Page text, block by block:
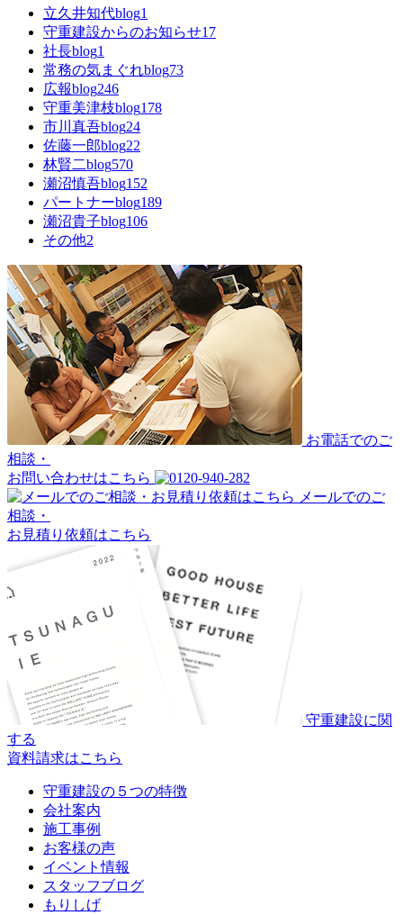
立久井知代blog1
守重建設からのお知らせ17
社長blog1
常務の気まぐれblog73
広報blog246
守重美津枝blog178
市川真吾blog24
佐藤一郎blog22
林賢二blog570
瀬沼慎吾blog152
パートナーblog189
瀬沼貴子blog106
その他2
お電話でのご
相談・
お問い合わせはこちら
メールでのご
相談・
お見積り依頼はこちら
守重建設に関
する
資料請求はこちら
守重建設の５つの特徴
会社案内
施工事例
お客様の声
イベント情報
スタッフブログ
もりしげ